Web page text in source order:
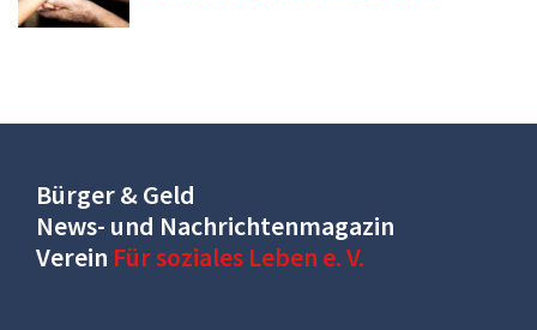
Bürger & Geld
News- und Nachrichtenmagazin
Verein Für soziales Leben e. V.